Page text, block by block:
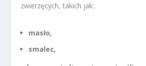
zwierzęcych, takich jak:
masło,
smalec,